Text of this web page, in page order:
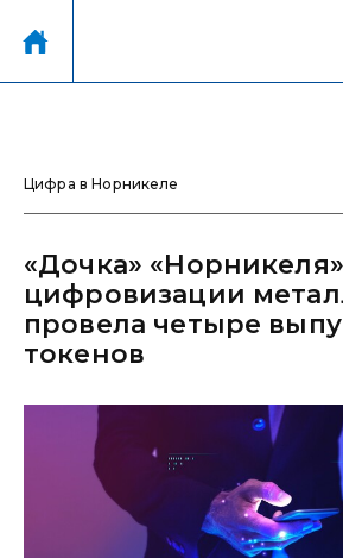
Цифра в Норникеле
«Дочка»
цифровизации
провела четыре
токенов